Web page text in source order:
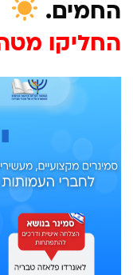
החמים.
החליקו